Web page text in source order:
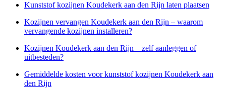
Kunststof kozijnen Koudekerk aan den Rijn laten plaatsen
Kozijnen vervangen Koudekerk aan den Rijn – waarom
vervangende kozijnen installeren?
Kozijnen Koudekerk aan den Rijn – zelf aanleggen of
uitbesteden?
Gemiddelde kosten voor kunststof kozijnen Koudekerk aan
den Rijn